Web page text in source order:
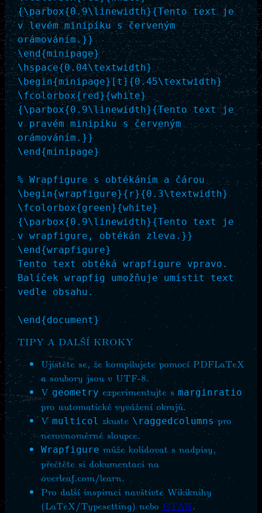
{\parbox{0.9\linewidth}{Tento text je
v levém minipíku s červeným
orámováním.}}
\end{minipage}
\hspace{0.04\textwidth}
\begin{minipage}[t]{0.45\textwidth}
\fcolorbox{red}{white}
{\parbox{0.9\linewidth}{Tento text je
v pravém minipíku s červeným
orámováním.}}
\end{minipage}
% Wrapfigure s obtékáním a čárou
\begin{wrapfigure}{r}{0.3\textwidth}
\fcolorbox{green}{white}
{\parbox{0.9\linewidth}{Tento text je
v wrapfigure, obtékán zleva.}}
\end{wrapfigure}
Tento text obtéká wrapfigure vpravo.
Balíček wrapfig umožňuje umístit text
vedle obsahu.
\end{document}
TIPY A DALŠÍ KROKY
Ujistěte se, že kompilujete pomocí PDFLaTeX
a soubory jsou v UTF-8.
Vgeometry experimentujte smarginratio
pro automatické vyvážení okrajů.
Vmulticol zkuste \raggedcolumnspro
nerovnoměrné sloupce.
Wrapfiguremůže kolidovat s nadpisy,
přečtěte si dokumentaci na
overleaf.com/learn.
Pro další inspiraci navštivte Wikiknihy
(LaTeX/Typesetting) nebo CTAN.